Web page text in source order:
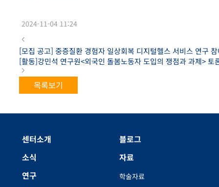
2024-11-04 11:24
[모집 공고] 중증질환 경험자 일상회복 디지털헬스 서비스 연구
[활동]강민석 연구원<외국인 돌봄노동자 도입의 쟁점과 과제> 토
목록보기
센터소개
소식
연구
블로그
자료
학술자료